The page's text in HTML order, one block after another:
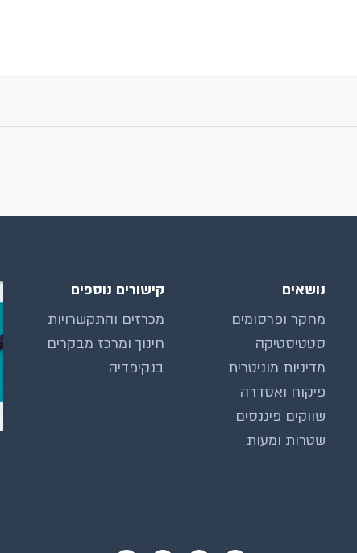
נושאים
מחקר ופרסומים
סטטיסטיקה
מדיניות מוניטרית
פיקוח ואסדרה
שווקים פיננסים
שטרות ומעות
קישורים נוספים
מכרזים והתקשרויות
חינוך ומרכז מבקרים
בנקיפדיה